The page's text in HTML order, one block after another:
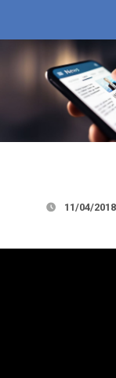
11/04/2018